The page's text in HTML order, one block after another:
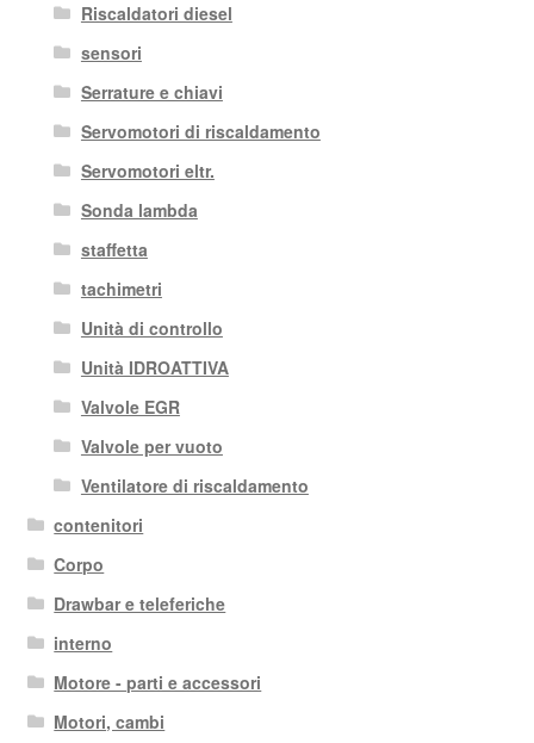
Riscaldatori diesel
sensori
Serrature e chiavi
Servomotori di riscaldamento
Servomotori eltr.
Sonda lambda
staffetta
tachimetri
Unità di controllo
Unità IDROATTIVA
Valvole EGR
Valvole per vuoto
Ventilatore di riscaldamento
contenitori
Corpo
Drawbar e teleferiche
interno
Motore - parti e accessori
Motori, cambi